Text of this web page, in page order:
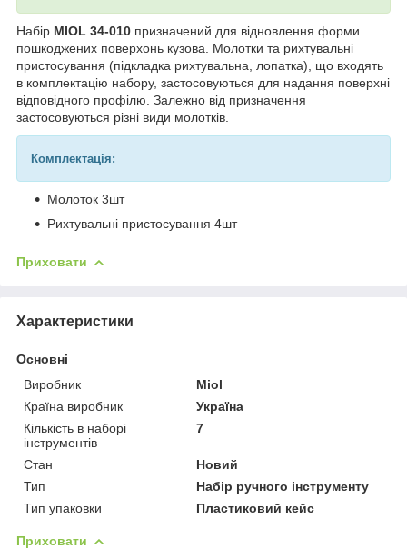
Набір MIOL 34-010 призначений для відновлення форми
пошкоджених поверхонь кузова. Молотки та рихтувальні
пристосування (підкладка рихтувальна, лопатка), що входять
в комплектацію набору, застосовуються для надання поверхні
відповідного профілю. Залежно від призначення
застосовуються різні види молотків.
Комплектація:
Молоток 3шт
Рихтувальні пристосування 4шт
Приховати
Характеристики
Основні
Виробник
Miol
Країна виробник
Україна
Кількість в наборі
інструментів
7
Стан
Новий
Тип
Набір ручного інструменту
Тип упаковки
Пластиковий кейс
Приховати